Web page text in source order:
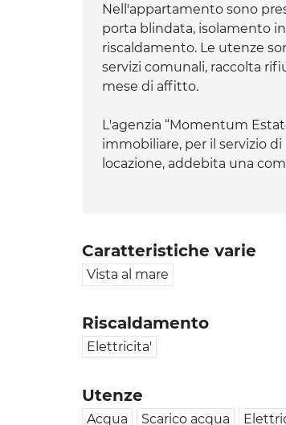
Nell'appartamento sono
porta blindata, isolamento
riscaldamento. Le utenze
servizi comunali, raccolta
mese di affitto.
L'agenzia “Momentum
immobiliare, per il servizio
locazione, addebita una
Caratteristiche varie
Vista al mare
Riscaldamento
Elettricita'
Utenze
Acqua Scarico acqua